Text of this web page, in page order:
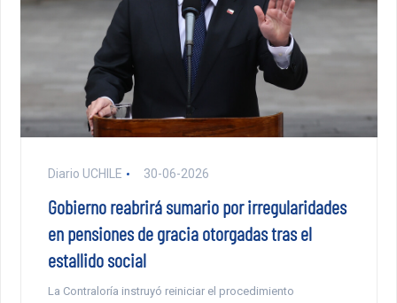
Diario UCHILE 30-06-2026
Gobierno reabrirá sumario por irregularidades
en pensiones de gracia otorgadas tras el
estallido social
La Contraloría instruyó reiniciar el procedimiento